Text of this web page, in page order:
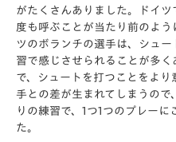
がたくさんありました。ドイ
度も呼ぶことが当たり前のよう
ツのボランチの選手は、シュ
習で感じさせられることが多
で、シュートを打つことをよ
手との差が生まれてしまうの
りの練習で、1つ1つのプレー
た。